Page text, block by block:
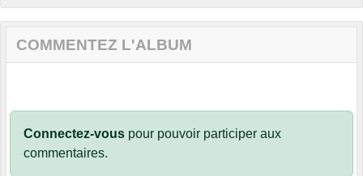
COMMENTEZ L'ALBUM
Connectez-vous pour pouvoir participer aux
commentaires.